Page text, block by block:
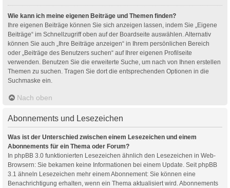
Wie kann ich meine eigenen Beiträge und Themen finden?
Ihre eigenen Beiträge können Sie sich anzeigen lassen, indem Sie „Eigene
Beiträge“ im Schnellzugriff oben auf der Boardseite auswählen. Alternativ
können Sie auch „Ihre Beiträge anzeigen“ in Ihrem persönlichen Bereich
oder „Beiträge des Benutzers suchen“ auf Ihrer eigenen Profilseite
verwenden. Benutzen Sie die erweiterte Suche, um nach von Ihnen erstellen
Themen zu suchen. Tragen Sie dort die entsprechenden Optionen in die
Suchmaske ein.
Nach oben
Abonnements und Lesezeichen
Was ist der Unterschied zwischen einem Lesezeichen und einem
Abonnements für ein Thema oder Forum?
In phpBB 3.0 funktionierten Lesezeichen ähnlich den Lesezeichen in Web-
Browsern: Sie bekamen keine Informationen bei einem Update. Seit phpBB
3.1 ähneln Lesezeichen mehr einem Abonnement: Sie können eine
Benachrichtigung erhalten, wenn ein Thema aktualisiert wird. Abonnements